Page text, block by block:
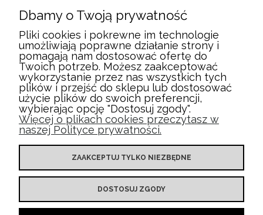
zmiany w pigmentacji
MOJE KONTO
INFORMACJE
DOSTAWA I PŁATNOŚCI
PRZYJAZNE ZWROTY
Dbamy o Twoją prywatność
Pliki cookies i pokrewne im technologie
umożliwiają poprawne działanie strony i
pomagają nam dostosować ofertę do
Twoich potrzeb. Możesz zaakceptować
wykorzystanie przez nas wszystkich tych
plików i przejść do sklepu lub dostosować
użycie plików do swoich preferencji,
wybierając opcję "Dostosuj zgody".
Więcej o plikach cookies przeczytasz w
naszej Polityce prywatności.
ZAAKCEPTUJ TYLKO NIEZBĘDNE
DOSTOSUJ ZGODY